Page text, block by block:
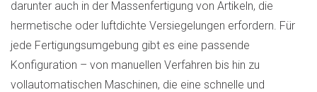
darunter auch in der Massenfertigung von Artikeln, die
hermetische oder luftdichte Versiegelungen erfordern. Für
jede Fertigungsumgebung gibt es eine passende
Konfiguration – von manuellen Verfahren bis hin zu
vollautomatischen Maschinen, die eine schnelle und